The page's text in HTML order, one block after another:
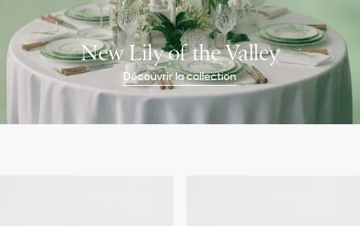
New Lily of the Valley
Découvrir la collection